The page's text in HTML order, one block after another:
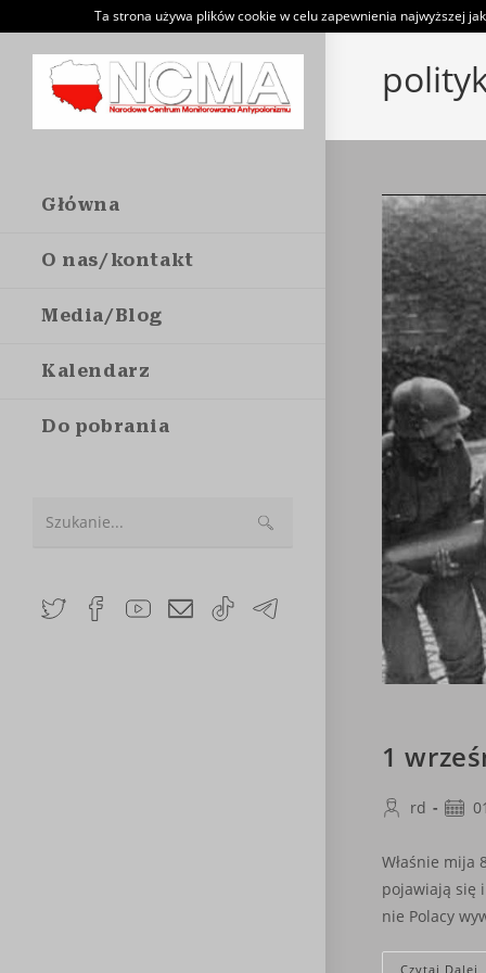
Skip
to
Główna
O nas/kontakt
Media/Blog
Kalendarz
Do pobrania
1
Postrd
Post
Właśnie mija
pojawiają się
nie Polacy
Czytaj Dalej
Ta strona używa plików cookie w celu zapewnienia najwyższej